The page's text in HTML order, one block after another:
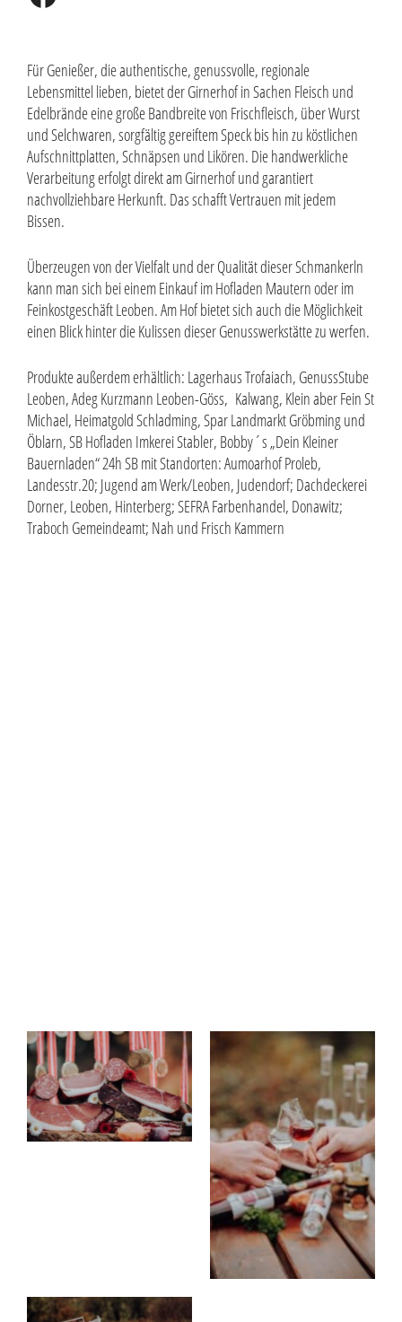
Für Genießer, die authentische, genussvolle, regionale
Lebensmittel lieben, bietet der Girnerhof in Sachen Fleisch und
Edelbrände eine große Bandbreite von Frischfleisch, über Wurst
und Selchwaren, sorgfältig gereiftem Speck bis hin zu köstlichen
Aufschnittplatten, Schnäpsen und Likören. Die handwerkliche
Verarbeitung erfolgt direkt am Girnerhof und garantiert
nachvollziehbare Herkunft. Das schafft Vertrauen mit jedem
Bissen.
Überzeugen von der Vielfalt und der Qualität dieser Schmankerln
kann man sich bei einem Einkauf im Hofladen Mautern oder im
Feinkostgeschäft Leoben. Am Hof bietet sich auch die Möglichkeit
einen Blick hinter die Kulissen dieser Genusswerkstätte zu werfen.
Produkte außerdem erhältlich: Lagerhaus Trofaiach, GenussStube
Leoben, Adeg Kurzmann Leoben-Göss, Kalwang, Klein aber Fein St
Michael, Heimatgold Schladming, Spar Landmarkt Gröbming und
Öblarn, SB Hofladen Imkerei Stabler, Bobby´s „Dein Kleiner
Bauernladen“ 24h SB mit Standorten: Aumoarhof Proleb,
Landesstr.20; Jugend am Werk/Leoben, Judendorf; Dachdeckerei
Dorner, Leoben, Hinterberg; SEFRA Farbenhandel, Donawitz;
Traboch Gemeindeamt; Nah und Frisch Kammern